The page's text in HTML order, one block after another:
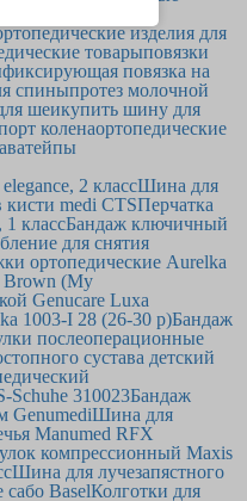
изделия для
товарыповязки
фиксирующая повязка на
спиныпротез молочной
шеикупить шину для
коленаортопедические
тейпы
2 классШина для
кисти medi CTSПерчатка
1 классБандаж ключичный
для снятия
ортопедические Aurelka
Brown (My
Genucare Luxa
1003-I 28 (26-30 р)Бандаж
послеоперационные
сустава детский
310023Бандаж
GenumediШина для
Manumed RFX
компрессионный Maxis
Шина для лучезапястного
BaselКолготки для